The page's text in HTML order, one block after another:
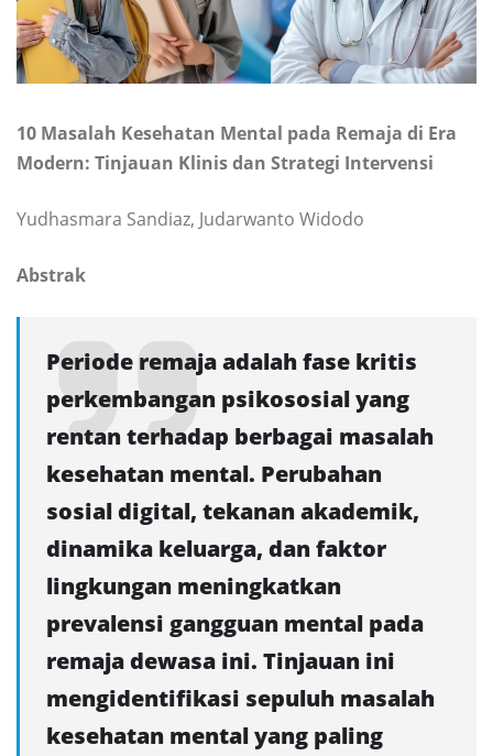
10 Masalah Kesehatan Mental pada Remaja di Era
Modern: Tinjauan Klinis dan Strategi Intervensi
Yudhasmara Sandiaz, Judarwanto Widodo
Abstrak
Periode remaja adalah fase kritis
perkembangan psikososial yang
rentan terhadap berbagai masalah
kesehatan mental. Perubahan
sosial digital, tekanan akademik,
dinamika keluarga, dan faktor
lingkungan meningkatkan
prevalensi gangguan mental pada
remaja dewasa ini. Tinjauan ini
mengidentifikasi sepuluh masalah
kesehatan mental yang paling